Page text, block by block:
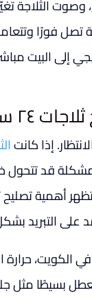
وصوت
تصليح ثلاجات ٢٤
إلى البيت
ساعة؟
إذا كانت
قد
على التبريد
الكويت،
بسيطًا مثل